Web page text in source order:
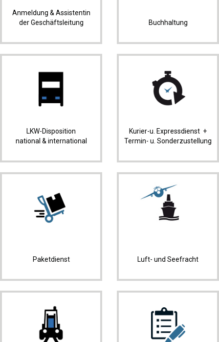
Anmeldung & Assistentin
der Geschäftsleitung
Buchhaltung
LKW-Disposition
national & international
Kurier-u. Expressdienst +
Termin- u. Sonderzustellung
Paketdienst Luft- und Seefracht